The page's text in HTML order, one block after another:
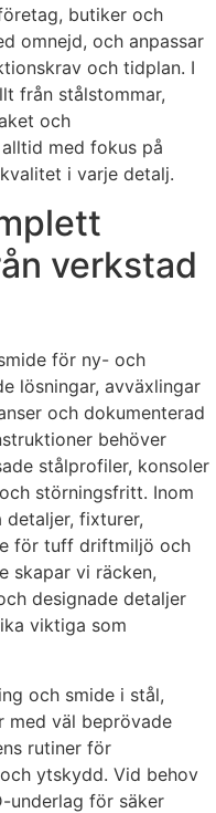
butiker och
omnejd, och anpassar
och tidplan. I
från stålstommar,
och
med fokus på
i varje detalj.
verkstad
för ny- och
lösningar, avväxlingar
och dokumenterad
behöver
stålprofiler, konsoler
störningsfritt. Inom
detaljer, fixturer,
för tuff driftmiljö och
skapar vi räcken,
designade detaljer
viktiga som
och smide i stål,
med väl beprövade
rutiner för
ytskydd. Vid behov
underlag för säker